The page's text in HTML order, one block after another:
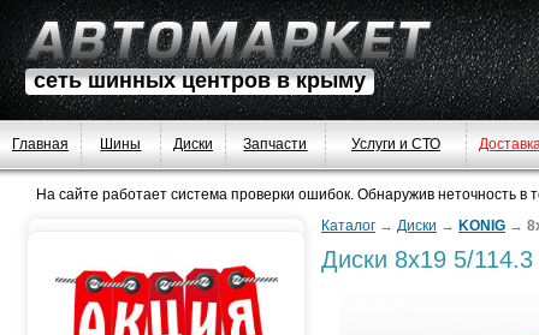
сеть шинных центров в крыму
Главная Шины Диски Запчасти Услуги и СТО
На сайте работает система проверки ошибок. Обнаружив неточность в
Каталог → Диски → KONIG →
Диски 8x19 5/